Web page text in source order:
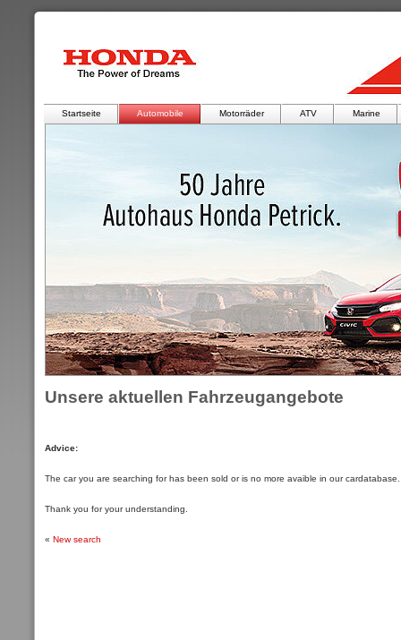
Startseite Automobile Motorräder ATV Marine
Unsere aktuellen Fahrzeugangebote
Advice:
The car you are searching for has been sold or is no more avaible in our cardatabase.
Thank you for your understanding.
« New search